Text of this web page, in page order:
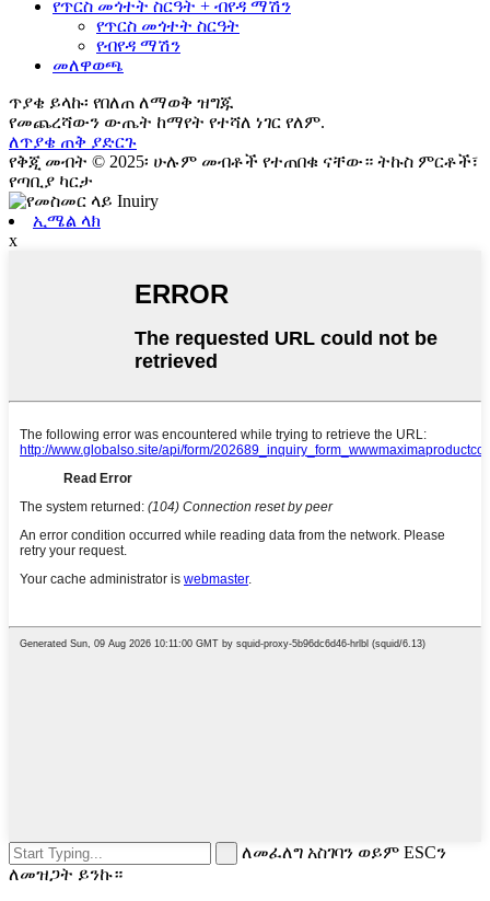
የጥርስ መጎተት ስርዓት + ብየዳ ማሽን
የጥርስ መጎተት ስርዓት
የብየዳ ማሽን
መለዋወጫ
ጥያቄ ይላኩ፡ የበለጠ ለማወቅ ዝግጁ
የመጨረሻውን ውጤት ከማየት የተሻለ ነገር የለም.
ለጥያቄ ጠቅ ያድርጉ
የቅጂ መብት © 2025፡ ሁሉም መብቶች የተጠበቁ ናቸው። ትኩስ ምርቶች፣
የጣቢያ ካርታ
ኢሜል ላክ
x
ለመፈለግ አስገባን ወይም ESCን
ለመዝጋት ይንኩ።